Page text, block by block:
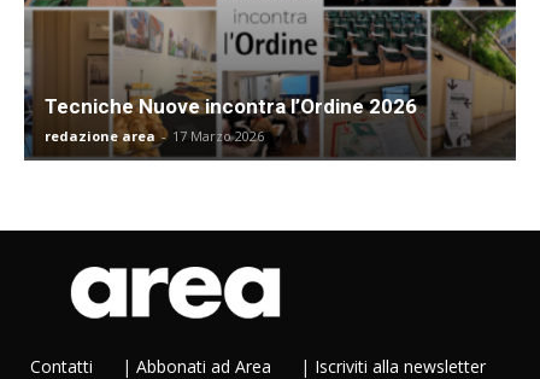
Tecniche Nuove incontra l’Ordine 2026
redazione area - 17 Marzo 2026
Contatti | Abbonati ad Area | Iscriviti alla newsletter